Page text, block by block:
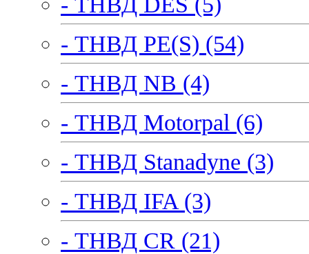
- ТНВД PE(S) (54)
- ТНВД NB (4)
- ТНВД Motorpal (6)
- ТНВД Stanadyne (3)
- ТНВД IFA (3)
- ТНВД CR (21)